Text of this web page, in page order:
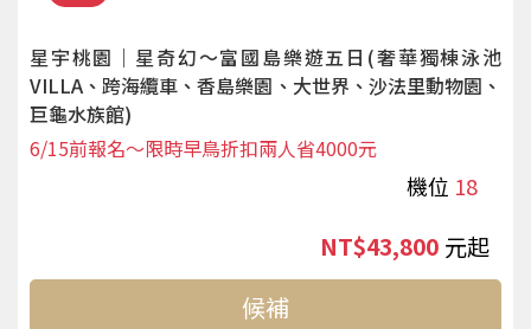
星宇桃園｜星奇幻～富國島樂遊五日(奢華獨棟泳池
VILLA、跨海纜車、香島樂園、大世界、沙法里動物園、
巨龜水族館)
機位 18
6/15前報名～限時早鳥折扣兩人省4000元
NT$43,800 起
候補